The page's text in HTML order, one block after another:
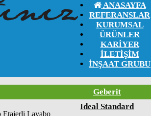
ANASAYFA
REFERANSLAR
KURUMSAL
ÜRÜNLER
Geberit
Ideal Standard
KARIYER
İLETIŞIM
İNŞAAT GRUBU
Etajerli Lavabo